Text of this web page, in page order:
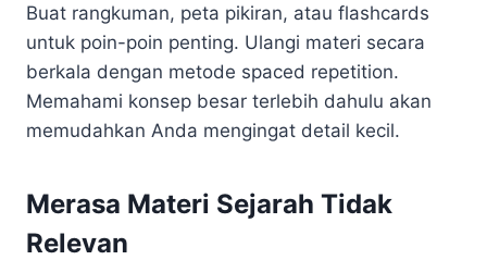
Buat rangkuman, peta pikiran, atau flashcards
untuk poin-poin penting. Ulangi materi secara
berkala dengan metode spaced repetition.
Memahami konsep besar terlebih dahulu akan
memudahkan Anda mengingat detail kecil.
Merasa Materi Sejarah Tidak
Relevan